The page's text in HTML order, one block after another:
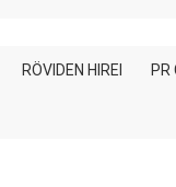
RÖVIDEN HIREI PR